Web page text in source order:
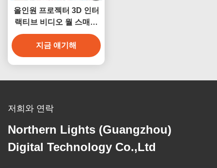
올인원 프로젝터 3D 인터
랙티브 비디오 월 스매시
볼 프로젝션
지금 얘기해
저희와 연락
Northern Lights (Guangzhou)
Digital Technology Co.,Ltd